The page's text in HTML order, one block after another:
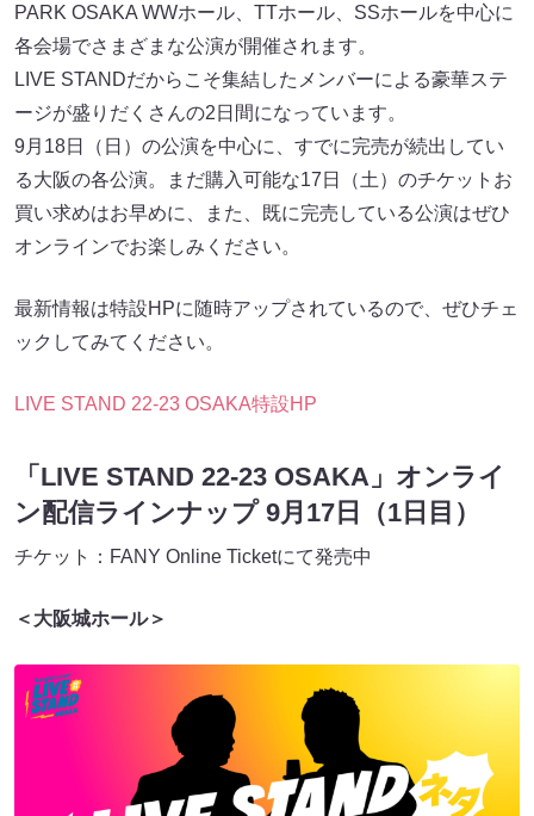
PARK OSAKA WWホール、TTホール、SSホールを中心に
各会場でさまざまな公演が開催されます。
LIVE STANDだからこそ集結したメンバーによる豪華ステ
ージが盛りだくさんの2日間になっています。
9月18日（日）の公演を中心に、すでに完売が続出してい
る大阪の各公演。まだ購入可能な17日（土）のチケットお
買い求めはお早めに、また、既に完売している公演はぜひ
オンラインでお楽しみください。
最新情報は特設HPに随時アップされているので、ぜひチェ
ックしてみてください。
LIVE STAND 22-23 OSAKA特設HP
「LIVE STAND 22-23 OSAKA」オンライ
ン配信ラインナップ 9月17日（1日目）
チケット：FANY Online Ticketにて発売中
＜大阪城ホール＞